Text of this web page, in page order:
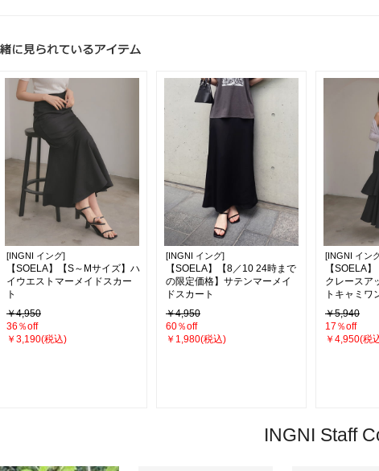
[INGNI イング]
【SOELA】【S～Mサイズ】ハ
イウエストマーメイドスカー
ト
￥4,950
36％off
￥3,190(税込)
[INGNI イング]
【SOELA】【8／10 24時まで
の限定価格】サテンマーメイ
ドスカート
￥4,950
60％off
￥1,980(税込)
[INGNI イン
【SOELA
クレースア
トキャミワ
￥5,940
17％off
￥4,950(税
INGNI Staff